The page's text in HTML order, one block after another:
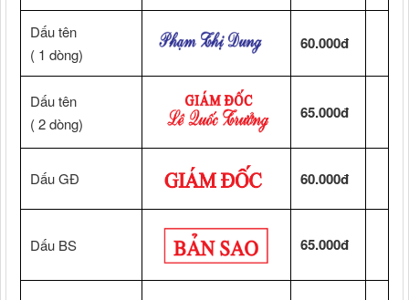
Dấu tên
( 1 dòng)
60.000đ
Dấu tên
( 2 dòng)
65.000đ
Dấu GĐ 60.000đ
Dấu BS 65.000đ